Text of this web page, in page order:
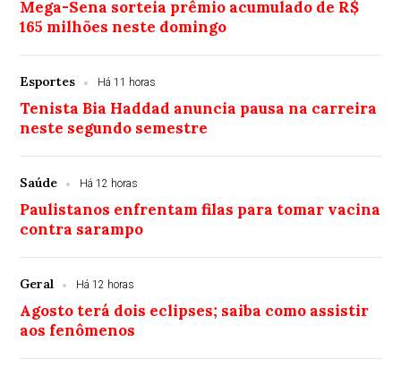
Mega-Sena sorteia prêmio acumulado de R$
165 milhões neste domingo
Esportes Há 11 horas
Tenista Bia Haddad anuncia pausa na carreira
neste segundo semestre
Saúde Há 12 horas
Paulistanos enfrentam filas para tomar vacina
contra sarampo
Geral Há 12 horas
Agosto terá dois eclipses; saiba como assistir
aos fenômenos